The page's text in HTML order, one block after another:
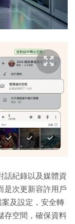
話紀錄以及媒體資
是次更新容許用戶
及設定，安全轉
存空間，確保資料